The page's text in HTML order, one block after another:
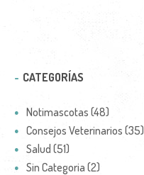
CATEGORÍAS
Notimascotas (48)
Consejos Veterinarios (35)
Salud (51)
Sin Categoria (2)